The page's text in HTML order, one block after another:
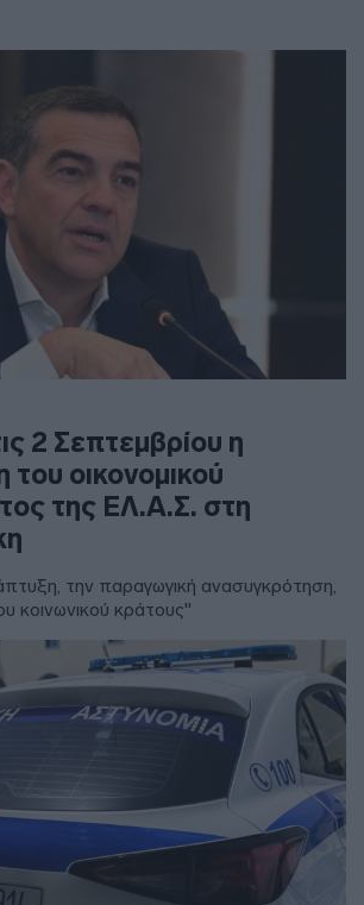
2 Σεπτεμβρίου η
οικονομικού
της ΕΛ.Α.Σ. στη
την παραγωγική ανασυγκρότηση,
κοινωνικού κράτους"